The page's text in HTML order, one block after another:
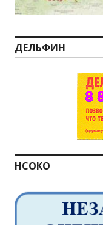
ДЕЛЬФИН
НСОКО